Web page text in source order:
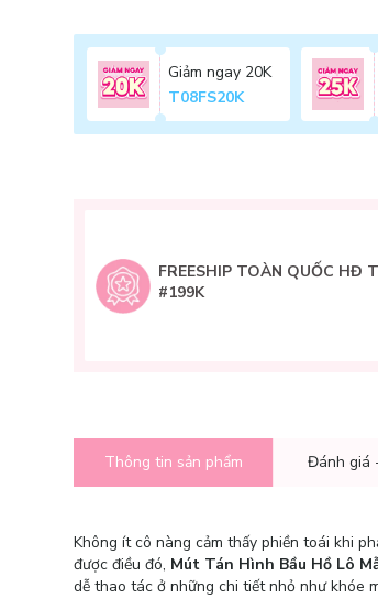
Giảm ngay 20K
T08FS20K
FREESHIP TOÀN QUỐC HĐ
#199K
Thông tin sản phẩm Đánh giá
Không ít cô nàng cảm thấy phiền toái khi
được điều đó, Mút Tán Hình Bầu Hồ Lô
dễ thao tác ở những chi tiết nhỏ như khóe